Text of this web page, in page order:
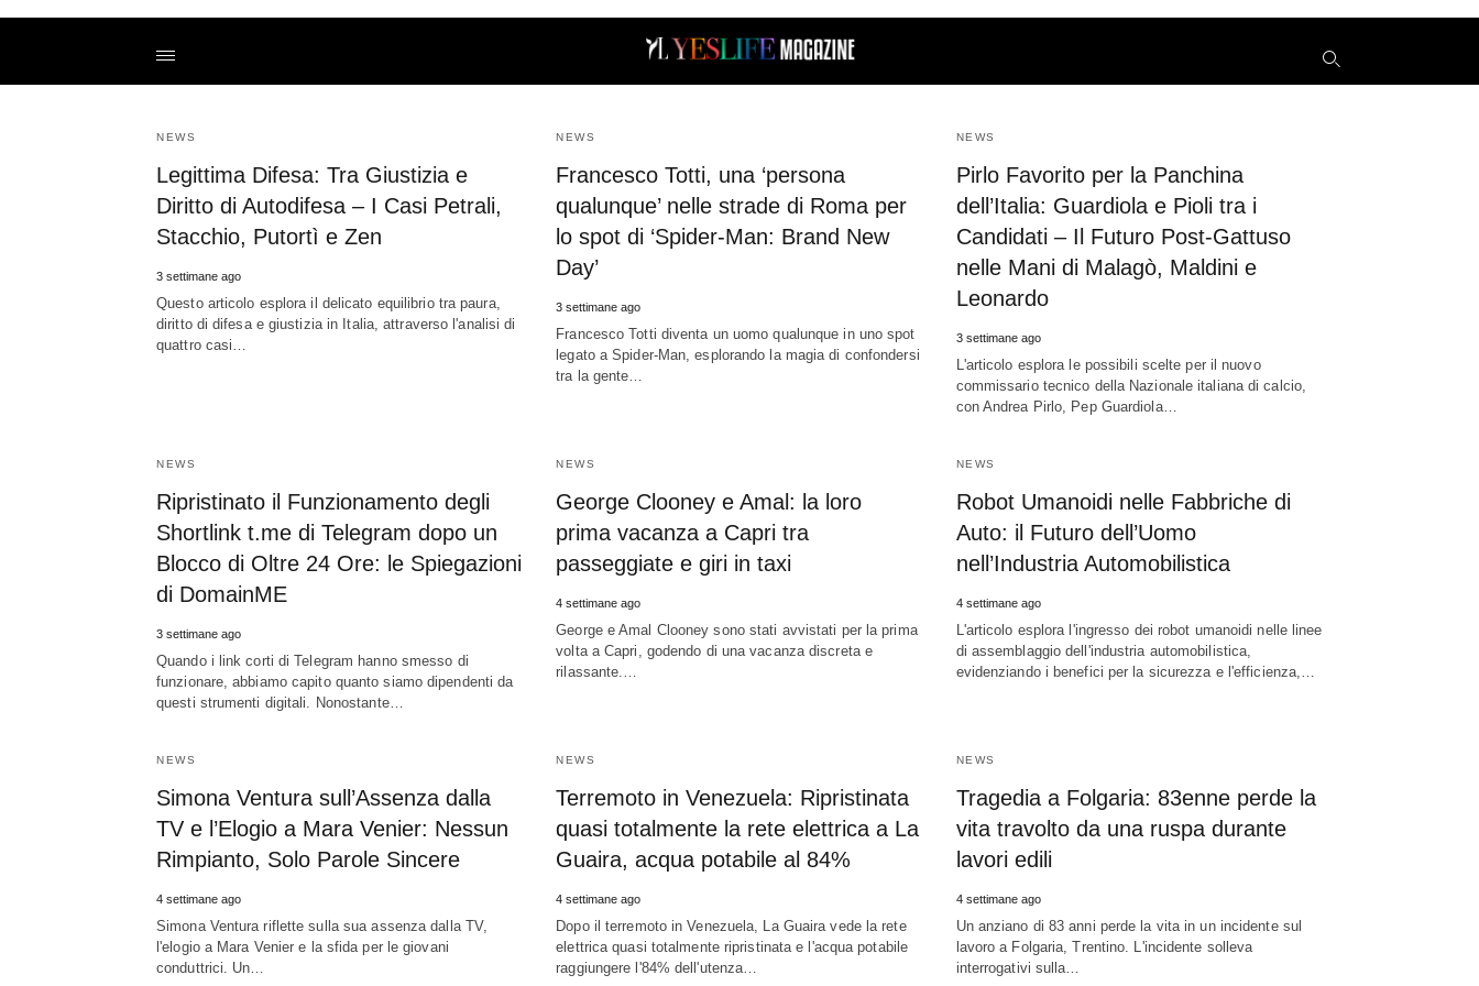
Legittima+Difesa%3A+Tra+Giustizia+e+Diritto+di+Autodifesa+%26%238211%3B+I+Casi+Petrali%2C+Stacchio%2C+Putort%C3%AC+e+Zen
NEWS
Legittima Difesa: Tra Giustizia e
Diritto di Autodifesa – I Casi Petrali,
Stacchio, Putortì e Zen
3 settimane ago
Questo articolo esplora il delicato equilibrio tra paura,
diritto di difesa e giustizia in Italia, attraverso l'analisi di
quattro casi…
NEWS
Francesco Totti, una ‘persona
qualunque’ nelle strade di Roma per
lo spot di ‘Spider-Man: Brand New
Day’
3 settimane ago
Francesco Totti diventa un uomo qualunque in uno spot
legato a Spider-Man, esplorando la magia di confondersi
tra la gente…
NEWS
Pirlo Favorito per la Panchina
dell’Italia: Guardiola e Pioli tra i
Candidati – Il Futuro Post-Gattuso
nelle Mani di Malagò, Maldini e
Leonardo
3 settimane ago
L'articolo esplora le possibili scelte per il nuovo
commissario tecnico della Nazionale italiana di calcio,
con Andrea Pirlo, Pep Guardiola…
NEWS
Ripristinato il Funzionamento degli
Shortlink t.me di Telegram dopo un
Blocco di Oltre 24 Ore: le Spiegazioni
di DomainME
3 settimane ago
Quando i link corti di Telegram hanno smesso di
funzionare, abbiamo capito quanto siamo dipendenti da
questi strumenti digitali. Nonostante…
NEWS
George Clooney e Amal: la loro
prima vacanza a Capri tra
passeggiate e giri in taxi
4 settimane ago
George e Amal Clooney sono stati avvistati per la prima
volta a Capri, godendo di una vacanza discreta e
rilassante.…
NEWS
Robot Umanoidi nelle Fabbriche di
Auto: il Futuro dell’Uomo
nell’Industria Automobilistica
4 settimane ago
L'articolo esplora l'ingresso dei robot umanoidi nelle linee
di assemblaggio dell'industria automobilistica,
evidenziando i benefici per la sicurezza e l'efficienza,…
NEWS
Simona Ventura sull’Assenza dalla
TV e l’Elogio a Mara Venier: Nessun
Rimpianto, Solo Parole Sincere
4 settimane ago
Simona Ventura riflette sulla sua assenza dalla TV,
l'elogio a Mara Venier e la sfida per le giovani
conduttrici. Un…
NEWS
Terremoto in Venezuela: Ripristinata
quasi totalmente la rete elettrica a La
Guaira, acqua potabile al 84%
4 settimane ago
Dopo il terremoto in Venezuela, La Guaira vede la rete
elettrica quasi totalmente ripristinata e l'acqua potabile
raggiungere l'84% dell'utenza…
NEWS
Tragedia a Folgaria: 83enne perde la
vita travolto da una ruspa durante
lavori edili
4 settimane ago
Un anziano di 83 anni perde la vita in un incidente sul
lavoro a Folgaria, Trentino. L'incidente solleva
interrogativi sulla…